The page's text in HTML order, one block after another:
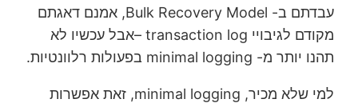
עבדתם ב- Bulk Recovery Model, אמנם דאגתם
מקודם לגיבויי transaction log –אבל עכשיו לא
תהנו יותר מ- minimal logging בפעולות רלוונטיות.
למי שלא מכיר, minimal logging, זאת אפשרות